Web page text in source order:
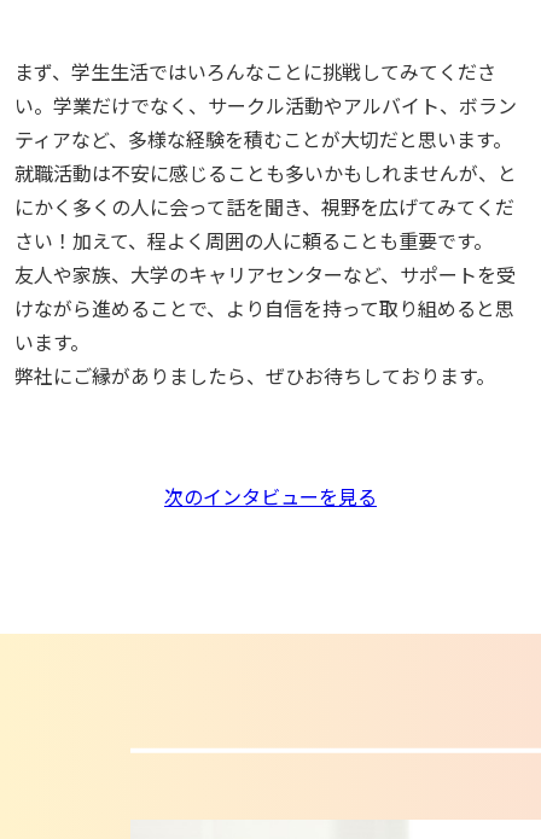
まず、学生生活ではいろんなことに挑戦してみてくださ
い。学業だけでなく、サークル活動やアルバイト、ボラン
ティアなど、多様な経験を積むことが大切だと思います。
就職活動は不安に感じることも多いかもしれませんが、と
にかく多くの人に会って話を聞き、視野を広げてみてくだ
さい！加えて、程よく周囲の人に頼ることも重要です。
友人や家族、大学のキャリアセンターなど、サポートを受
けながら進めることで、より自信を持って取り組めると思
います。
弊社にご縁がありましたら、ぜひお待ちしております。
次のインタビューを見る